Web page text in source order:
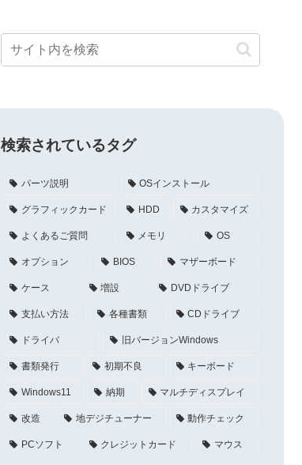
検索されているタグ
パーツ説明 OSインストール
グラフィックカード HDD カスタマイズ
よくあるご質問 メモリ OS
オプション BIOS マザーボード
ケース 増設 DVDドライブ
支払い方法 各種書類 CDドライブ
ドライバ 旧バージョンWindows
書類発行 初期不良 キーボード
Windows11 納期 マルチディスプレイ
改造 地デジチューナー 動作チェック
PCソフト クレジットカード マウス